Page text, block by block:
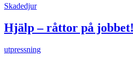
Skadedjur
Hjälp – råttor på jobbet!
utpressning